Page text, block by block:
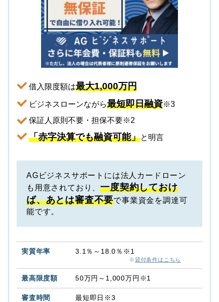
借入限度額は最大1,000万円
ビジネスローンながら最短即日融資※3
保証人原則不要・担保不要※2
「赤字決算でも融資可能」と明言
AGビジネスサポートには法人カードローン
も用意されており、一度契約しておけ
ば、あとは審査不要で事業資金を調達可
能です。
3.1％～18.0％※1
※貸付条件はこちら
50万円～1,000万円※1
最短即日※3